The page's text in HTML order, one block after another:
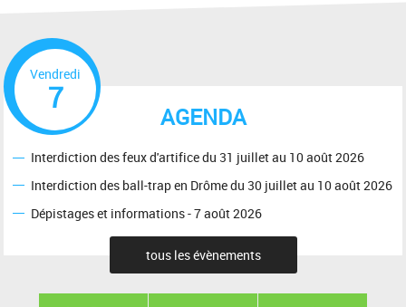
AGENDA
Vendredi
7
Interdiction des feux d'artifice du 31 juillet au 10 août 2026
Interdiction des ball-trap en Drôme du 30 juillet au 10 août 2026
Dépistages et informations - 7 août 2026
tous les évènements